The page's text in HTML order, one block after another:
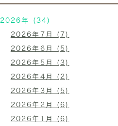
2026年 (34)
2026年7月 (7)
2026年6月 (5)
2026年5月 (3)
2026年4月 (2)
2026年3月 (5)
2026年2月 (6)
2026年1月 (6)